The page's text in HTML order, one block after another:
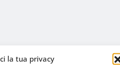
la tua privacy